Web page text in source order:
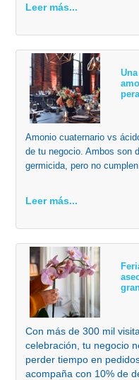
Leer más...
Amonio cuaternario vs
de tu negocio. Ambos son
germicida, pero no cumplen
Leer más...
Con más de 300 mil
celebración, tu negocio
perder tiempo en
acompaña con 10% de